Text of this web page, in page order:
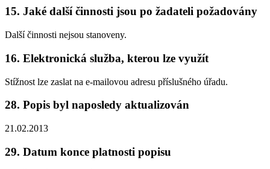
15. Jaké další činnosti jsou po žadateli požadovány
Další činnosti nejsou stanoveny.
16. Elektronická služba, kterou lze využít
Stížnost lze zaslat na e-mailovou adresu příslušného úřadu.
28. Popis byl naposledy aktualizován
21.02.2013
29. Datum konce platnosti popisu